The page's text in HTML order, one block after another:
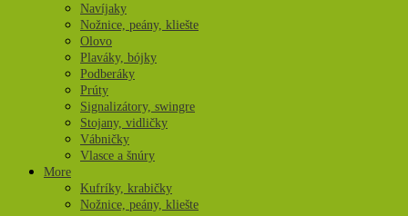
Navíjaky
Nožnice, peány, kliešte
Olovo
Plaváky, bójky
Podberáky
Prúty
Signalizátory, swingre
Stojany, vidličky
Vábničky
Vlasce a šnúry
More
Kufríky, krabičky
Nožnice, peány, kliešte